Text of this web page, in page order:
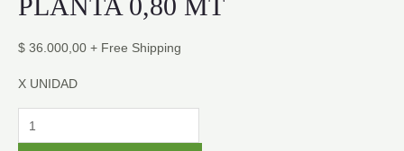
PLANTA 0,80 MT
$ 36.000,00 + Free Shipping
X UNIDAD
PLANTA
0,80